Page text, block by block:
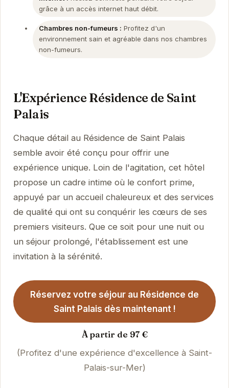
grâce à un accès internet haut débit.
Chambres non-fumeurs : Profitez d'un
environnement sain et agréable dans nos chambres
non-fumeurs.
L'Expérience Résidence de Saint
Palais
Chaque détail au Résidence de Saint Palais
semble avoir été conçu pour offrir une
expérience unique. Loin de l'agitation, cet hôtel
propose un cadre intime où le confort prime,
appuyé par un accueil chaleureux et des services
de qualité qui ont su conquérir les cœurs de ses
premiers visiteurs. Que ce soit pour une nuit ou
un séjour prolongé, l'établissement est une
invitation à la sérénité.
Réservez votre séjour au Résidence de
Saint Palais dès maintenant !
À partir de 97 €
(Profitez d'une expérience d'excellence à Saint-
Palais-sur-Mer)